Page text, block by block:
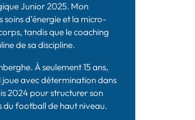
Junior 2025. Mon
d’énergie et la micro-
tandis que le coaching
de sa discipline.
À seulement 15 ans,
joue avec détermination dans
2024 pour structurer son
du football de haut niveau.